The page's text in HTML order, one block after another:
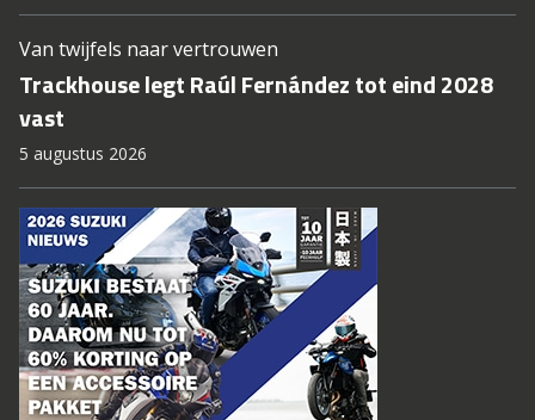
Van twijfels naar vertrouwen
Trackhouse legt Raúl Fernández tot eind 2028
vast
5 augustus 2026